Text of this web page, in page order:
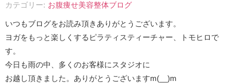
カテゴリー
お腹痩せ美容整体ブログ
いつもブログをお読み頂きありがとうございます。
ヨガをもっと楽しくするピラティスティーチャー、トモヒロで
す。
今日も雨の中、多くのお客様にスタジオに
お越し頂きました。ありがとうございますm(__)m